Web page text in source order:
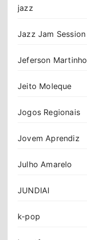
jazz
Jazz Jam Session
Jeferson Martinho
Jeito Moleque
Jogos Regionais
Jovem Aprendiz
Julho Amarelo
JUNDIAI
k-pop